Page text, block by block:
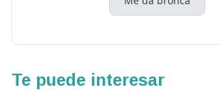
Te puede interesar